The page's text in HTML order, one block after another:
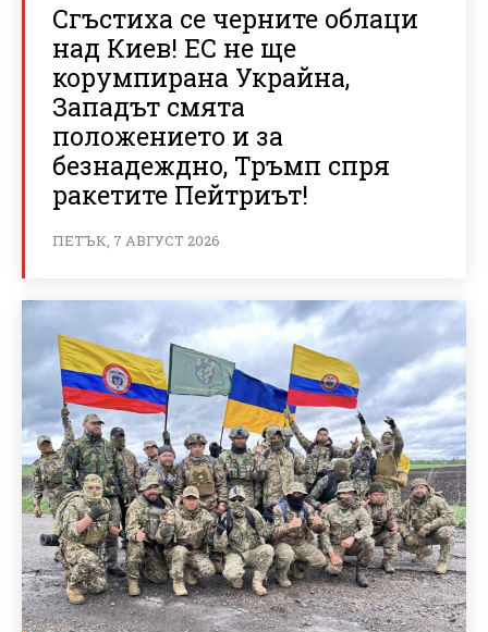
Сгъстиха се черните облаци
над Киев! ЕС не ще
корумпирана Украйна,
Западът смята
положението и за
безнадеждно, Тръмп спря
ракетите Пейтриът!
ПЕТЪК, 7 АВГУСТ 2026